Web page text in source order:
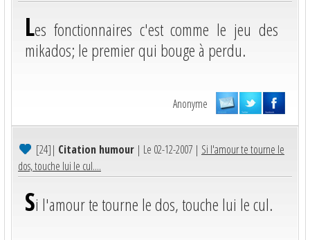
Les fonctionnaires c'est comme le jeu des
mikados; le premier qui bouge à perdu.
Anonyme
[24]| Citation humour | Le 02-12-2007 | Si l'amour te tourne le
dos, touche lui le cul....
Si l'amour te tourne le dos, touche lui le cul.